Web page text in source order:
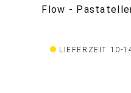
Flow -
LIEFERZEIT 10-